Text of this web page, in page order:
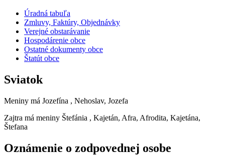
Úradná tabuľa
Zmluvy, Faktúry, Objednávky
Verejné obstarávanie
Hospodárenie obce
Ostatné dokumenty obce
Štatút obce
Sviatok
Meniny má Jozefína , Nehoslav, Jozefa
Zajtra má meniny Štefánia , Kajetán, Afra, Afrodita, Kajetána,
Štefana
Oznámenie o zodpovednej osobe